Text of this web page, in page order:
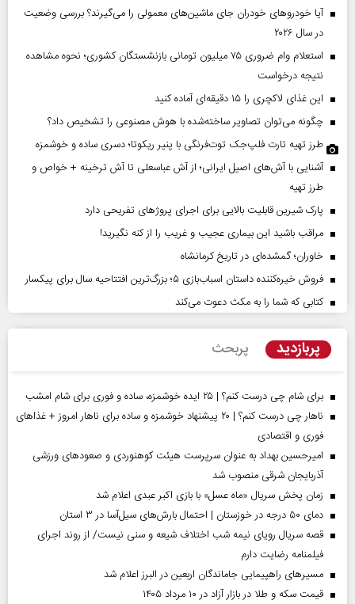
آیا خودروهای خودران جای ماشین‌های معمولی را می‌گیرند؟ بررسی وضعیت
در سال ۲۰۲۶
استعلام وام ضروری ۷۵ میلیون تومانی بازنشستگان کشوری؛ نحوه مشاهده
نتیجه درخواست
این غذای لاکچری را ۱۵ دقیقه‌ای آماده کنید
چگونه می‌توان تصاویر ساخته‌شده با هوش مصنوعی را تشخیص داد؟
طرز تهیه تارت فلپ‌جک توت‌فرنگی با پنیر ریکوتا؛ دسری ساده و خوشمزه
آشنایی با آش‌های اصیل ایرانی؛ از آش عباسعلی تا آش ترخینه + خواص و
طرز تهیه
پارک شیرین قابلیت‌ بالایی برای اجرای پروژهای تفریحی دارد
مراقب باشید این بیماری عجیب و غریب را از کنه نگیرید!
خاوران؛ گمشده‌ای در تاریخ کرمانشاه
فروش خیره‌کننده داستان اسباب‌بازی ۵؛ بزرگ‌ترین افتتاحیه سال برای پیکسار
کتابی که شما را به مکث دعوت می‌کند
پربازدید پربحث
برای شام چی درست کنم؟ | ۲۵ ایده خوشمزه، ساده و فوری برای شام امشب
ناهار چی درست کنم؟ | ۲۰ پیشنهاد خوشمزه و ساده برای ناهار امروز + غذاهای
فوری و اقتصادی
امیرحسین بهداد به عنوان سرپرست هیئت کوهنوردی و صعودهای ورزشی
آذربایجان شرقی منصوب شد
زمان پخش سریال «ماه عسل» با بازی اکبر عبدی اعلام شد
دمای ۵۰ درجه در خوزستان | احتمال بارش‌های سیل‌آسا در ۳ استان
قصه سریال رویای نیمه شب اختلاف شیعه و سنی نیست/ از روند اجرای
فیلمنامه رضایت دارم
مسیر‌های راهپیمایی جاماندگان اربعین در البرز اعلام شد
قیمت سکه و طلا در بازار آزاد در ۱۰ مرداد ۱۴۰۵